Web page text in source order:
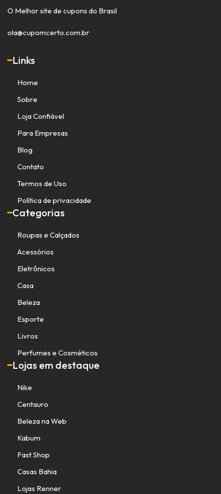
O Melhor site de cupons do Brasil
ola@cupomcerto.com.br
Links
Home
Sobre
Loja Confiável
Para Empresas
Blog
Contato
Termos de Uso
Política de privacidade
Categorias
Roupas e Calçados
Acessórios
Eletrônicos
Casa
Beleza
Esporte
Livros
Perfumes e Cosméticos
Lojas em destaque
Nike
Centauro
Beleza na Web
Kabum
Fast Shop
Casas Bahia
Lojas Renner